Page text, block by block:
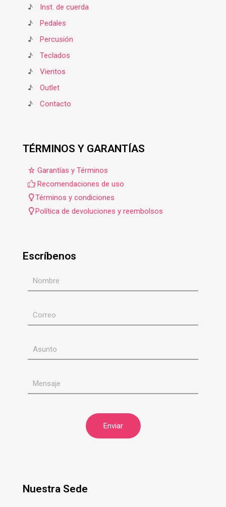
♪
Inst. de cuerda
♪
Pedales
♪
Percusión
♪
Teclados
♪
Vientos
♪
Outlet
♪
Contacto
TÉRMINOS Y GARANTÍAS
Garantías y Términos
Recomendaciones de uso
Términos y condiciones
Política de devoluciones y reembolsos
Escríbenos
Nuestra Sede